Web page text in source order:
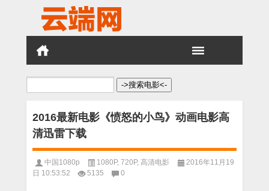
搜
2016最新电影《愤怒的小鸟》动画电影高
清迅雷下载
中国1080p 1080P, 720P, 高清电影
2016年11月19
日 10:53:52
5135 0